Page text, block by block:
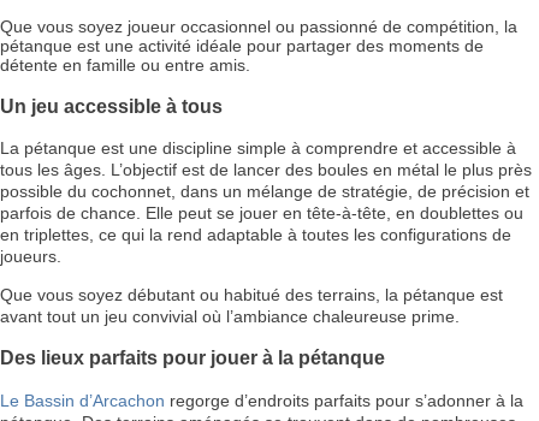
Que vous soyez joueur occasionnel ou passionné de compétition, la
pétanque est une activité idéale pour partager des moments de
détente en famille ou entre amis.
Un jeu accessible à tous
La pétanque est une discipline simple à comprendre et accessible à
tous les âges. L’objectif est de lancer des boules en métal le plus près
possible du cochonnet, dans un mélange de stratégie, de précision et
parfois de chance. Elle peut se jouer en tête-à-tête, en doublettes ou
en triplettes, ce qui la rend adaptable à toutes les configurations de
joueurs.
Que vous soyez débutant ou habitué des terrains, la pétanque est
avant tout un jeu convivial où l’ambiance chaleureuse prime.
Des lieux parfaits pour jouer à la pétanque
Le Bassin d’Arcachon regorge d’endroits parfaits pour s’adonner à la